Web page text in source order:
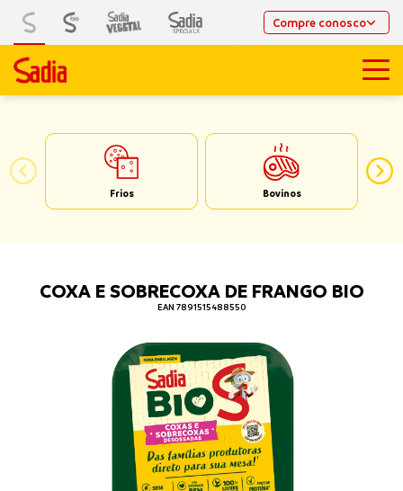
Compre conosco
Frios Bovinos
COXA E SOBRECOXA DE FRANGO BIO
EAN 7891515488550